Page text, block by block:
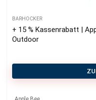
BARHOCKER
+ 15 % Kassenrabatt |
Outdoor